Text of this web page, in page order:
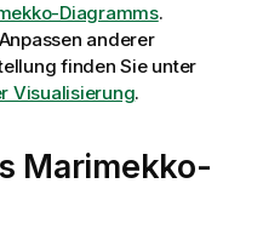
Diagramms.
anderer
finden Sie unter
Visualisierung.
Marimekko-